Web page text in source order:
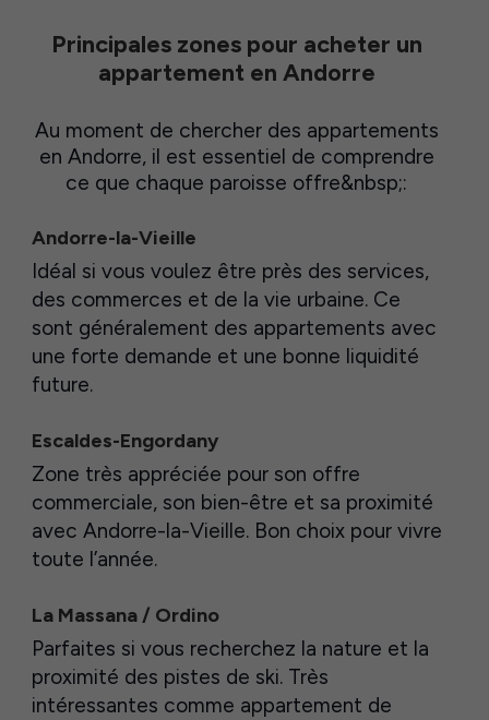
Principales zones pour acheter un
appartement en Andorre
Au moment de chercher des appartements
en Andorre, il est essentiel de comprendre
ce que chaque paroisse offre&nbsp;:
Andorre-la-Vieille
Idéal si vous voulez être près des services,
des commerces et de la vie urbaine. Ce
sont généralement des appartements avec
une forte demande et une bonne liquidité
future.
Escaldes-Engordany
Zone très appréciée pour son offre
commerciale, son bien-être et sa proximité
avec Andorre-la-Vieille. Bon choix pour vivre
toute l’année.
La Massana / Ordino
Parfaites si vous recherchez la nature et la
proximité des pistes de ski. Très
intéressantes comme appartement de